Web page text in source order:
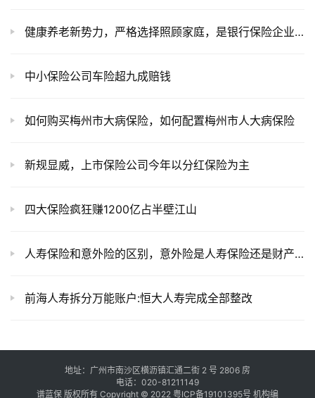
健康养老新势力，严格选择照顾家庭，是银行保险企业的思想与行为
中小保险公司车险超九成赔钱
如何购买梅州市大病保险，如何配置梅州市人大病保险
新规显威，上市保险公司今年以分红保险为主
四大保险疯狂赚1200亿占半壁江山
人寿保险和意外险的区别，意外险是人寿保险还是财产保险
前海人寿拆分万能账户:恒大人寿完成全部整改
地址：广州市南沙区横沥镇汇通二街 2 号 2806 房
电话：020-81211149
谱蓝保 版权所有 Copyright © 2022 粤ICP备19101395号 机构编